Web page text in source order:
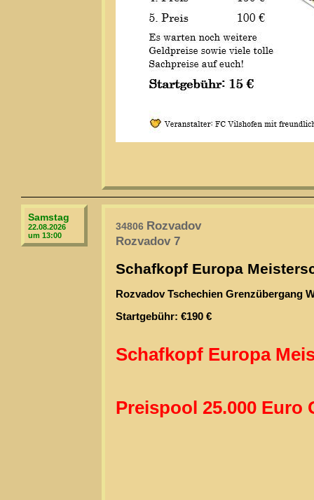
Samstag
22.08.2026
um 13:00
34806 Rozvadov
Rozvadov 7
Schafkopf Europa
Rozvadov Tschechien Grenzübergang
Startgebühr: €190 €
Schafkopf Europa
Preispool 25.000 Euro